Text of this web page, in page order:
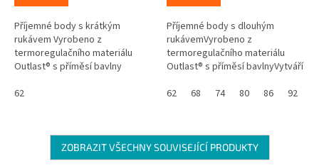
Příjemné body s krátkým
rukávem Vyrobeno z
termoregulačního materiálu
Outlast® s příměsí bavlny
podmínky Udržuje stálou
62
Příjemné body s dlouhým
rukávemVyrobeno z
termoregulačního materiálu
Outlast® s příměsí bavlnyVytváří
podmínky Udržuje stálou
62 68 74 80 86 92
ZOBRAZIT VŠECHNY SOUVISEJÍCÍ PRODUKTY